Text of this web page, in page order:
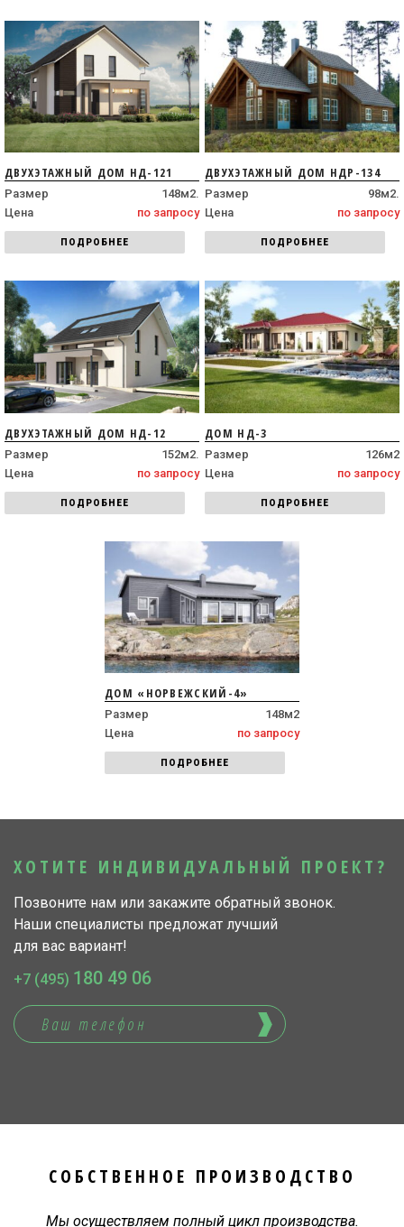
ДВУХЭТАЖНЫЙ ДОМ НД-121
Размер
148м2.
Цена
по запросу
ПОДРОБНЕЕ
ДВУХЭТАЖНЫЙ ДОМ НДР-134
Размер
98м2.
Цена
по запросу
ПОДРОБНЕЕ
ДВУХЭТАЖНЫЙ ДОМ НД-12
Размер
152м2.
Цена
по запросу
ПОДРОБНЕЕ
ДОМ НД-3
Размер
126м2
Цена
по запросу
ПОДРОБНЕЕ
ДОМ «НОРВЕЖСКИЙ-4»
Размер
148м2
Цена
по запросу
ПОДРОБНЕЕ
ХОТИТЕ ИНДИВИДУАЛЬНЫЙ ПРОЕКТ?
Позвоните нам или закажите обратный звонок.
Наши специалисты предложат лучший
для вас вариант!
+7 (495) 180 49 06
СОБСТВЕННОЕ ПРОИЗВОДСТВО
Мы осуществляем полный цикл производства.